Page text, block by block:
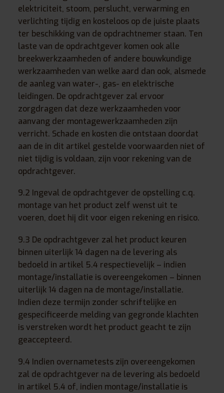
elektriciteit, stoom, perslucht, verwarming en
verlichting tijdig en kosteloos op de juiste plaats
ter beschikking van de opdrachtnemer staan. Ten
laste van de opdrachtgever komen ook alle
breekwerkzaamheden of andere bouwkundige
werkzaamheden van welke aard dan ook, alsmede
de aanleg van water-, gas- en elektrische
leidingen. De opdrachtgever zal ervoor
zorgdragen dat deze werkzaamheden voor
aanvang der montagewerkzaamheden zijn
verricht. Schade en kosten die ontstaan doordat
aan de in dit artikel gestelde voorwaarden niet of
niet tijdig is voldaan, zijn voor rekening van de
opdrachtgever.
9.2 Ingeval de opdrachtgever de opstelling c.q.
montage van het product zelf wenst uit te
voeren, doet hij dit voor eigen rekening en risico.
9.3 De opdrachtgever zal het product keuren
binnen uiterlijk 14 dagen na de levering als
bedoeld in artikel 5.4 respectievelijk – indien
montage/installatie is overeengekomen – binnen
uiterlijk 14 dagen na de montage/installatie.
Indien deze termijn zonder schriftelijke en
gespecificeerde melding van gegronde klachten
is verstreken wordt het product geacht te zijn
geaccepteerd.
9.4 Indien overnametests zijn overeengekomen
zal de opdrachtgever na de levering als bedoeld
in artikel 5.4 of, indien montage/installatie is